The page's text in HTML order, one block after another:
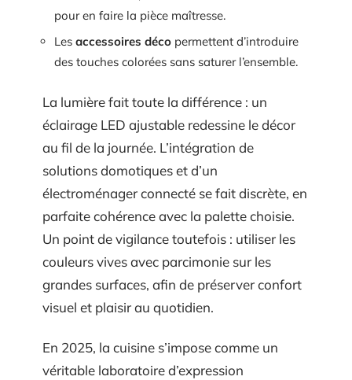
pour en faire la pièce maîtresse.
Les accessoires déco permettent d’introduire
des touches colorées sans saturer l’ensemble.
La lumière fait toute la différence : un
éclairage LED ajustable redessine le décor
au fil de la journée. L’intégration de
solutions domotiques et d’un
électroménager connecté se fait discrète, en
parfaite cohérence avec la palette choisie.
Un point de vigilance toutefois : utiliser les
couleurs vives avec parcimonie sur les
grandes surfaces, afin de préserver confort
visuel et plaisir au quotidien.
En 2025, la cuisine s’impose comme un
véritable laboratoire d’expression